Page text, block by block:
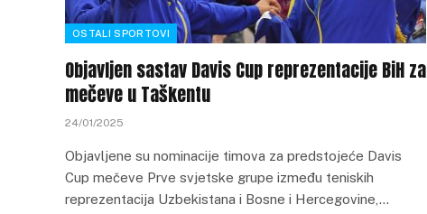
OSTALI SPORTOVI
Objavljen sastav Davis Cup reprezentacije BiH za
mečeve u Taškentu
24/01/2025
Objavljene su nominacije timova za predstojeće Davis
Cup mečeve Prve svjetske grupe između teniskih
reprezentacija Uzbekistana i Bosne i Hercegovine,…